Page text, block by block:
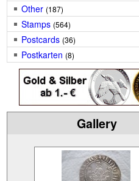
Other (187)
Stamps (564)
Postcards (36)
Postkarten (8)
Gallery